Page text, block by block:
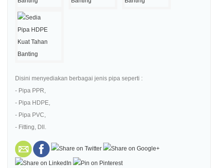
Disini menyediakan berbagai jenis pipa seperti :
- Pipa PPR,
- Pipa HDPE,
- Pipa PVC,
- Fitting, Dll.